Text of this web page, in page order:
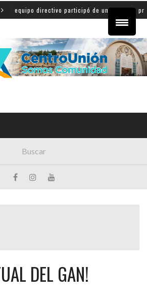
directivo participó de una jornada provincial
DEL GAN!